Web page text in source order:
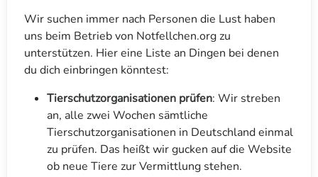
Wir suchen immer nach Personen die Lust haben
uns beim Betrieb von Notfellchen.org zu
unterstützen. Hier eine Liste an Dingen bei denen
du dich einbringen könntest:
Tierschutzorganisationen prüfen: Wir streben
an, alle zwei Wochen sämtliche
Tierschutzorganisationen in Deutschland einmal
zu prüfen. Das heißt wir gucken auf die Website
ob neue Tiere zur Vermittlung stehen.